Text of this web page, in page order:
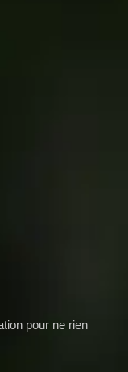
pour ne rien